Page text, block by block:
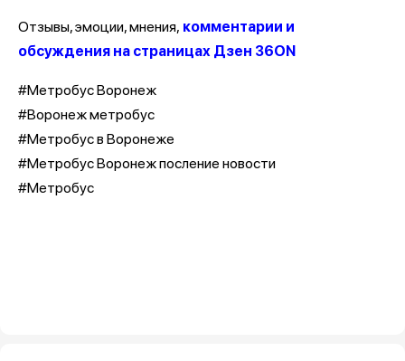
Отзывы, эмоции, мнения, комментарии и
обсуждения на страницах Дзен 36ON
#Метробус Воронеж
#Воронеж метробус
#Метробус в Воронеже
#Метробус Воронеж посление новости
#Метробус